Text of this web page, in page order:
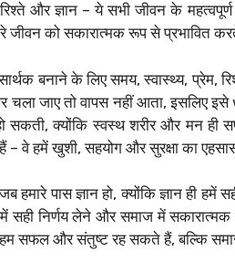
और ज्ञान – ये सभी जीवन के
जीवन को सकारात्मक रूप से प्रभावित
बनाने के लिए समय, स्वास्थ्य, प्रेम,
चला जाए तो वापस नहीं आता, इसलिए
सकती, क्योंकि स्वस्थ शरीर और मन
– वे हमें खुशी, सहयोग और सुरक्षा का
हमारे पास ज्ञान हो, क्योंकि ज्ञान ही
सही निर्णय लेने और समाज में सकारात्मक
सफल और संतुष्ट रह सकते हैं, बल्कि